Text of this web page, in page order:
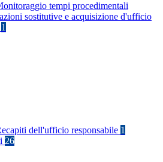
tempi procedimentali
sostitutive e acquisizione d'ufficio
1
dell'ufficio responsabile 1
26